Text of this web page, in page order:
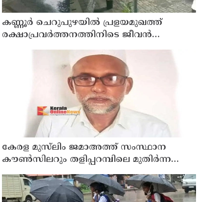
കണ്ണൂർ ചെറുപുഴയിൽ പ്രളയമുഖത്ത്
രക്ഷാപ്രവർത്തനത്തിനിടെ ജീവൻ
നഷ്ടപ്പെട്ട ആർ. രാജേഷിൻ്റെ ഭൗതിക
ശരീരത്തോട് അനാദരവ് കാണിച്ചതായി
കേരള മുസ്‌ലിം ജമാഅത്ത് സംസ്ഥാന
കൗൺസിലറും തളിപ്പറമ്പിലെ മുതിർന്ന
മാധ്യമ പ്രവർത്തകനുമായ ബി എ അലി
മൊഗ്രാൽ നിര്യാതനായി